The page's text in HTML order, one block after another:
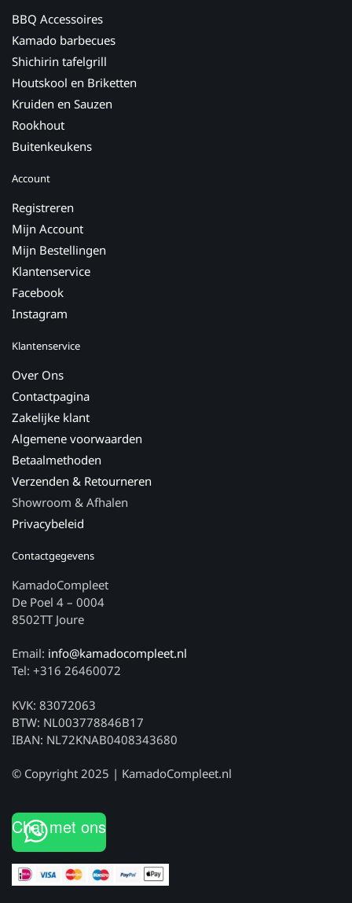
BBQ Accessoires
Kamado barbecues
Shichirin tafelgrill
Houtskool en Briketten
Kruiden en Sauzen
Rookhout
Buitenkeukens
Account
Registreren
Mijn Account
Mijn Bestellingen
Klantenservice
Facebook
Instagram
Klantenservice
Over Ons
Contactpagina
Zakelijke klant
Algemene voorwaarden
Betaalmethoden
Verzenden & Retourneren
Showroom & Afhalen
Privacybeleid
Contactgegevens
KamadoCompleet
De Poel 4 – 0004
8502TT Joure
Email: info@kamadocompleet.nl
Tel: +316 26460072
KVK: 83072063
BTW: NL003778846B17
IBAN: NL72KNAB0408343680
© Copyright 2025 | KamadoCompleet.nl
Chat met ons